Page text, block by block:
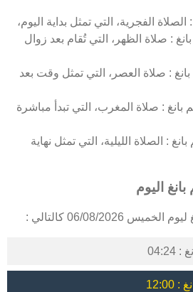
الفجرية، التي تمثل بداية اليوم،
: صلاة الظهر، التي تُقام بعد زوال
: صلاة العصر، التي تمثل وقت بعد
: صلاة المغرب، التي تبدأ مباشرة
: الصلاة الليلية، التي تمثل نهاية
اليوم
06/08/2026 كالتالي :